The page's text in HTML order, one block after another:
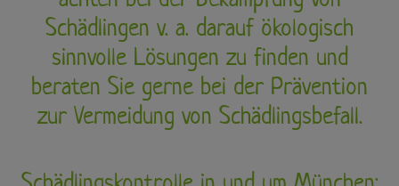
Schädlingen v. a. darauf ökologisch
sinnvolle Lösungen zu finden und
beraten Sie gerne bei der Prävention
zur Vermeidung von Schädlingsbefall.